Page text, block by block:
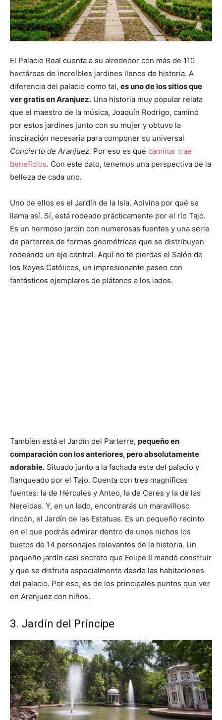
El Palacio Real cuenta a su alrededor con más de 110
hectáreas de increíbles jardines llenos de historia. A
diferencia del palacio como tal, es uno de los sitios que
ver gratis en Aranjuez. Una historia muy popular relata
que el maestro de la música, Joaquín Rodrigo, caminó
por estos jardines junto con su mujer y obtuvo la
inspiración necesaria para componer su universal
Concierto de Aranjuez. Por eso es que caminar trae
beneficios. Con este dato, tenemos una perspectiva de la
belleza de cada uno.
Uno de ellos es el Jardín de la Isla. Adivina por qué se
llama así. Sí, está rodeado prácticamente por el río Tajo.
Es un hermoso jardín con numerosas fuentes y una serie
de parterres de formas geométricas que se distribuyen
rodeando un eje central. Aquí no te pierdas el Salón de
los Reyes Católicos, un impresionante paseo con
fantásticos ejemplares de plátanos a los lados.
También está el Jardín del Parterre, pequeño en
comparación con los anteriores, pero absolutamente
adorable. Situado junto a la fachada este del palacio y
flanqueado por el Tajo. Cuenta con tres magníficas
fuentes: la de Hércules y Anteo, la de Ceres y la de las
Nereidas. Y, en un lado, encontrarás un maravilloso
rincón, el Jardín de las Estatuas. Es un pequeño recinto
en el que podrás admirar dentro de unos nichos los
bustos de 14 personajes relevantes de la historia. Un
pequeño jardín casi secreto que Felipe II mandó construir
y que se disfruta especialmente desde las habitaciones
del palacio. Por eso, es de los principales puntos que ver
en Aranjuez con niños.
3. Jardín del Príncipe